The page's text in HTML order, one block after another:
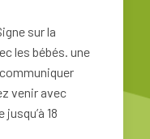
sur la
les bébés. une
venir avec
18